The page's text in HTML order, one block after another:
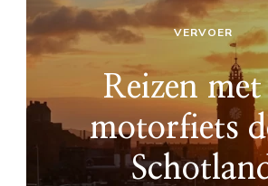
VERVOER
Reizen met
motorfiets